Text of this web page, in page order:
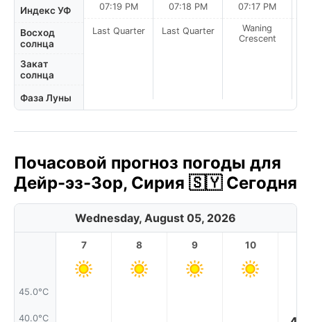
Индекс УФ
Восход
солнца
Закат
солнца
Фаза Луны
07:19 PM
Last Quarter
07:18 PM
Last Quarter
07:17 PM
Waning
Crescent
Почасовой прогноз погоды для
Дейр-эз-Зор, Сирия 🇸🇾 Сегодня
Wednesday, August 05, 2026
45.0°C
40.0°C
7 8 9 10